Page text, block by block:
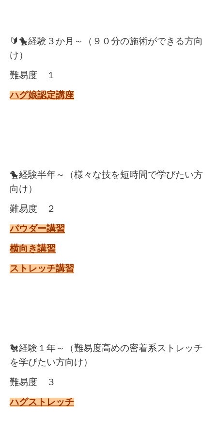
🔰🐤経験３か月～（９０分の施術ができる方向
け）
難易度 １
ハグ娘認定講座
🐤経験半年～（様々な技を短時間で学びたい方
向け）
難易度 ２
パウダー講習
横向き講習
ストレッチ講習
🐔経験１年～（難易度高めの密着系ストレッチ
を学びたい方向け）
難易度 ３
ハグストレッチ